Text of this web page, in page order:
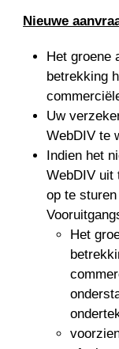
Nieuwe
Het groene
betrekking
Uw
WebDIV te
Indien het
WebDIV uit
op te
Het